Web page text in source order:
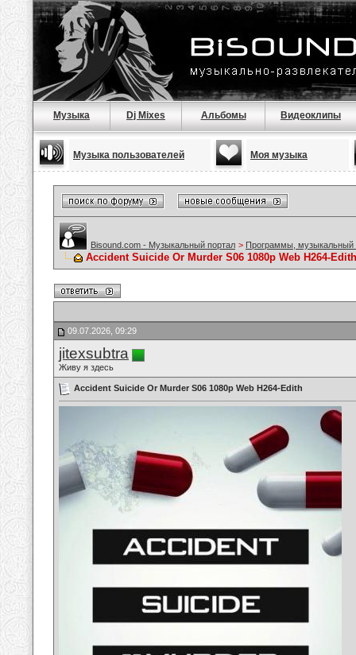
Музыка Dj Mixes Альбомы Видеоклипы
Музыка пользователей Моя музыка
Bisound.com - Музыкальный портал > Программы, музыкальный
Accident Suicide Or Murder S06 1080p Web H264-Edith
09.07.2026, 09:29
jitexsubtra
Живу я здесь
Accident Suicide Or Murder S06 1080p Web H264-Edith